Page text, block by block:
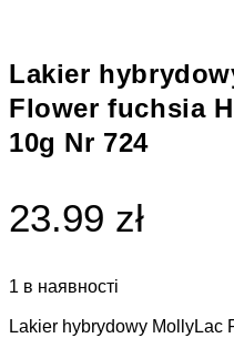
Lakier
Flower fuchsia
10g Nr 724
23.99 zł
1 в наявності
Lakier hybrydowy MollyLac